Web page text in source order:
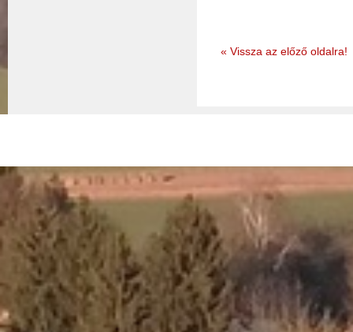
« Vissza az előző oldalra!